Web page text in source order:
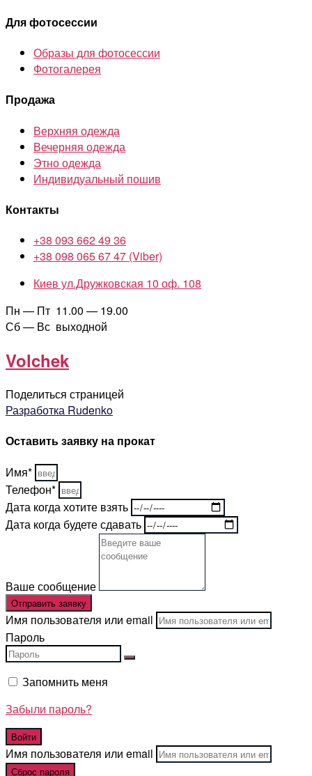
Для фотосессии
Образы для фотосессии
Фотогалерея
Продажа
Верхняя одежда
Вечерняя одежда
Этно одежда
Индивидуальный пошив
Контакты
+38 093 662 49 36
+38 098 065 67 47 (Viber)
Киев ул.Дружковская 10 оф. 108
Пн — Пт 11.00 — 19.00
Сб — Вс выходной
Volchek
Поделиться страницей
Разработка Rudenko
Оставить заявку на прокат
Имя*
Телефон*
Дата когда хотите взять
Дата когда будете сдавать
Ваше сообщение
Отправить заявку
Имя пользователя или email
Пароль
Запомнить меня
Забыли пароль?
Имя пользователя или email